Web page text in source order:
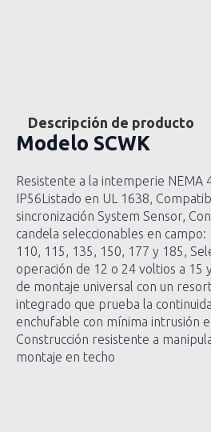
Descripción de producto
Modelo SCWK
Resistente a la intemperie NEMA
IP56Listado en UL 1638,
sincronización System Sensor,
candela seleccionables en campo:
110, 115, 135, 150, 177 y 185,
operación de 12 o 24 voltios a 15
de montaje universal con un
integrado que prueba la
enchufable con mínima intrusión
Construcción resistente a
montaje en techo